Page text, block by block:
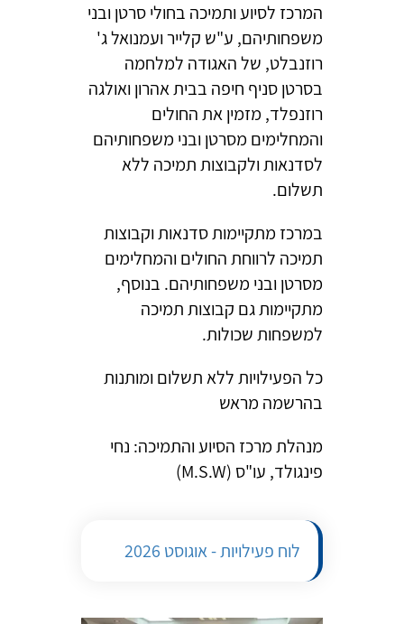
המרכז לסיוע ותמיכה בחולי סרטן ובני
משפחותיהם, ע"ש קלייר ועמנואל ג'
רוזנבלט, של האגודה למלחמה
בסרטן סניף חיפה בבית אהרון ואולגה
רוזנפלד, מזמין את החולים
והמחלימים מסרטן ובני משפחותיהם
לסדנאות ולקבוצות תמיכה ללא
תשלום.
במרכז מתקיימות סדנאות וקבוצות
תמיכה לרווחת החולים והמחלימים
מסרטן ובני משפחותיהם. בנוסף,
מתקיימות גם קבוצות תמיכה
למשפחות שכולות.
כל הפעילויות ללא תשלום ומותנות
בהרשמה מראש
מנהלת מרכז הסיוע והתמיכה: נחי
פינגולד, עו"ס (M.S.W)
לוח פעילויות - אוגוסט 2026